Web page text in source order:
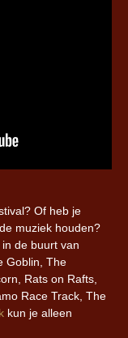
Of heb je
muziek houden?
de buurt van
Goblin, The
Rats on Rafts,
Race Track, The
kun je alleen